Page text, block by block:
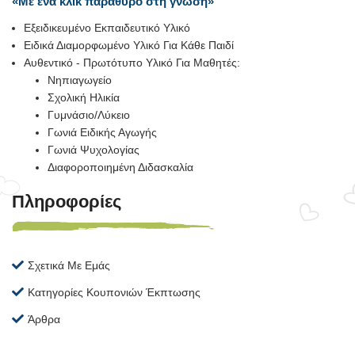
Εξειδικευμένο Εκπαιδευτικό Υλικό
Ειδικά Διαμορφωμένο Υλικό Για Κάθε Παιδί
Αυθεντικό - Πρωτότυπο Υλικό Για Μαθητές:
Νηπιαγωγείο
Σχολική Ηλικία
Γυμνάσιο/Λύκειο
Γωνιά Ειδικής Αγωγής
Γωνιά Ψυχολογίας
Διαφοροποιημένη Διδασκαλία
Πληροφορίες
Σχετικά Με Εμάς
Κατηγορίες Κουπονιών Έκπτωσης
Άρθρα